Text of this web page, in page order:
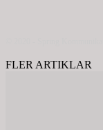
FLER ARTIKLAR